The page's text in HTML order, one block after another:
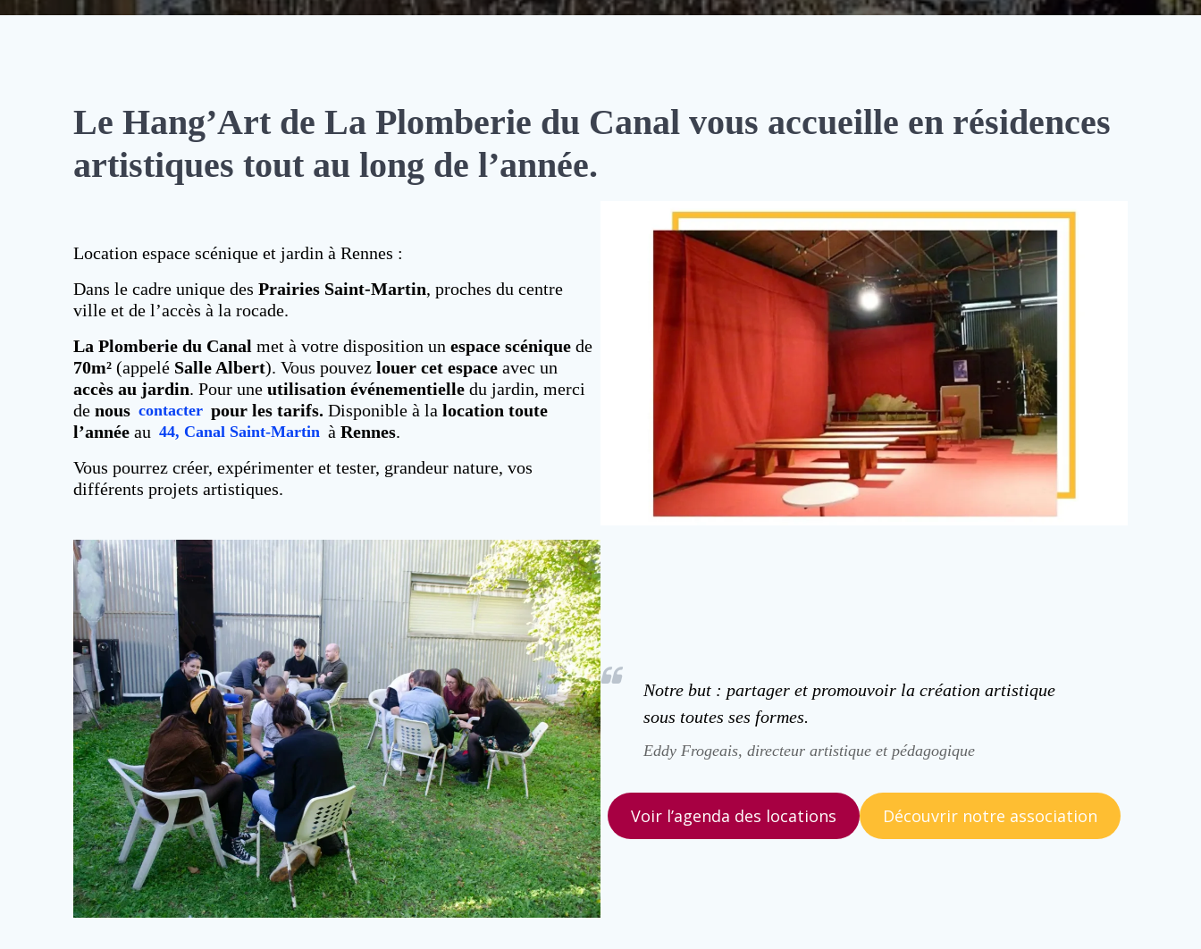
Le Hang’Art de La Plomberie du Canal vous accueille en résidences
artistiques tout au long de l’année.
Location espace scénique et jardin à Rennes :
Dans le cadre unique desPrairies Saint-Martin, proches du centre
ville et de l’accès à la rocade.
La Plomberie du Canal met à votre disposition unespace scéniquede
70m² (appelé Salle Albert). Vous pouvezlouer cet espaceavec un
accès au jardin. Pour uneutilisation événementielle du jardin, merci
denous contacter pour les tarifs. Disponible à lalocation toute
l’année au 44, Canal Saint-Martin àRennes.
Vous pourrez créer, expérimenter et tester, grandeur nature, vos
différents projets artistiques.
Notre but : partager et promouvoir la création artistique
sous toutes ses formes.
Eddy Frogeais, directeur artistique et pédagogique
Voir l’agenda des locations Découvrir notre association